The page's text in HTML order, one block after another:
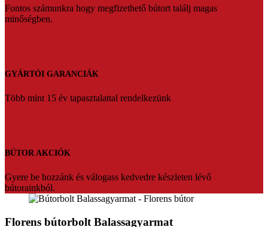
Fontos számunkra hogy megfizethető bútort találj magas
minőségben.
GYÁRTÓI GARANCIÁK
Több mint 15 év tapasztalattal rendelkezünk
BÚTOR AKCIÓK
Gyere be hozzánk és válogass kedvedre készleten lévő
bútorainkból.
Florens bútorbolt Balassagyarmat